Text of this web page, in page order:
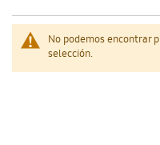
No podemos encontrar
selección.